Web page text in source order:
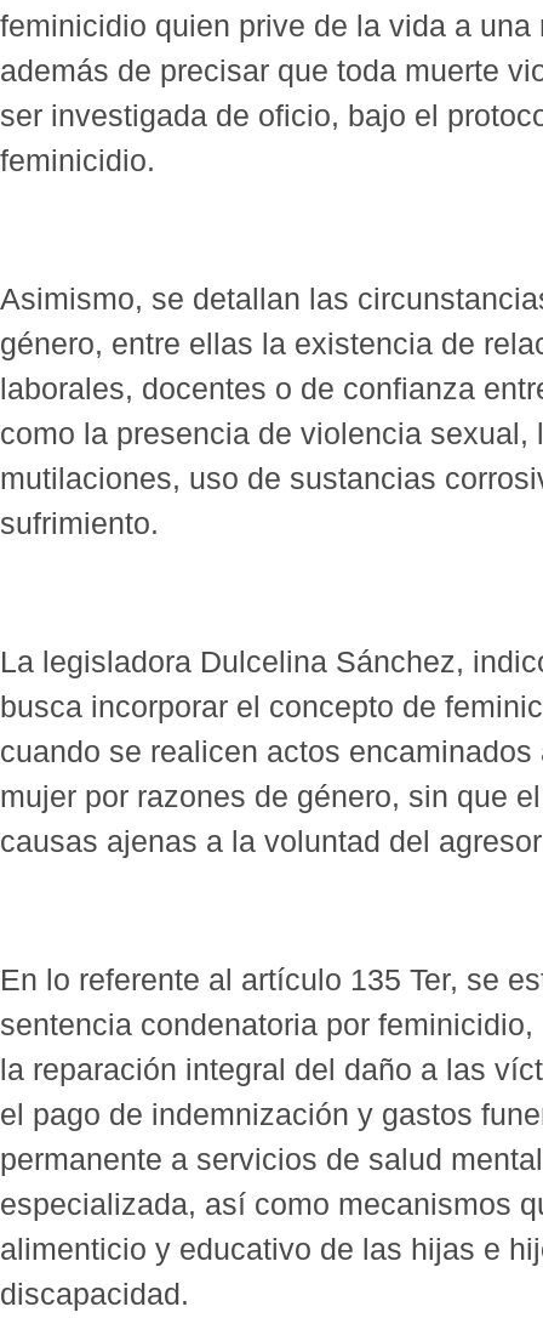
feminicidio quien prive de la vida a
además de precisar que toda muerte
ser investigada de oficio, bajo el
feminicidio.
Asimismo, se detallan las
género, entre ellas la existencia de
laborales, docentes o de confianza
como la presencia de violencia sexual,
mutilaciones, uso de sustancias
sufrimiento.
La legisladora Dulcelina Sánchez,
busca incorporar el concepto de
cuando se realicen actos
mujer por razones de género, sin que
causas ajenas a la voluntad del
En lo referente al artículo 135 Ter, se
sentencia condenatoria por
la reparación integral del daño a las
el pago de indemnización y gastos
permanente a servicios de salud
especializada, así como mecanismos
alimenticio y educativo de las hijas e
discapacidad.